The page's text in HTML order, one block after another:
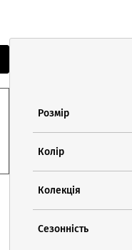
Розмір
Колір
Колекція
Сезонність